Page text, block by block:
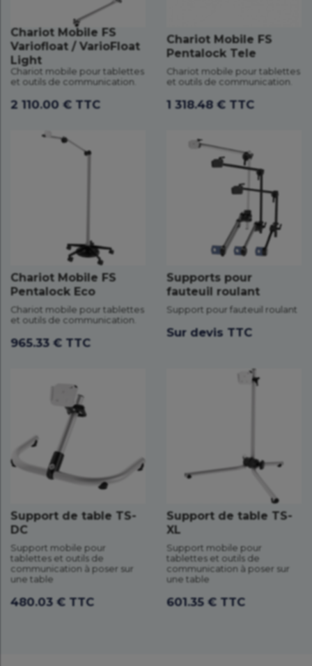
Chariot Mobile FS
Variofloat / VarioFloat
Light
Chariot mobile pour tablettes
et outils de communication.
2 110.00 € TTC
Chariot Mobile FS
Pentalock Tele
Chariot mobile pour tablettes
et outils de communication.
1 318.48 € TTC
Chariot Mobile FS
Pentalock Eco
Chariot mobile pour tablettes
et outils de communication.
965.33 € TTC
Supports pour
fauteuil roulant
Support pour fauteuil roulant
Sur devis TTC
Support de table TS-
DC
Support mobile pour
tablettes et outils de
communication à poser sur
une table
480.03 € TTC
Support de table TS-
XL
Support mobile pour
tablettes et outils de
communication à poser sur
une table
601.35 € TTC